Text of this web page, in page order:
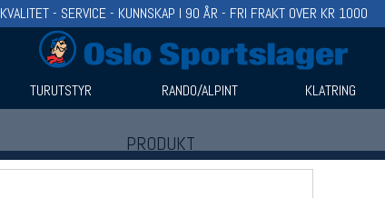
KVALITET - SERVICE - KUNNSKAP I 90 ÅR - FRI FRAKT OVER KR 1000
TURUTSTYR RANDO/ALPINT KLATRING
PRODUKT
Produkter (1)